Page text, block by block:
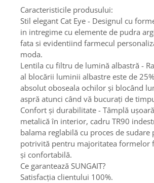
Cutii, curele si accesorii ceasuri
Genti si accesorii barbati
Genti si accesorii femei
Imbracaminte barbati
Imbracaminte femei
Imbracaminte si Incaltaminte copii
Incaltaminte barbati
Incaltaminte femei
Ochelari de soare
Ochelari de vedere
Gaming, Carti & Birotica
Birotica & Papetarie
Console, Jocuri & Accesorii
Caracteristicile produsului:
Stil elegant Cat Eye - Designul cu
in intregime cu elemente de pudra
fata si evidentiind farmecul
moda.
Lentila cu filtru de lumină albastră -
al blocării luminii albastre este de
absolut oboseala ochilor și blocând
aspră atunci când vă bucurați de
Confort și durabilitate - Tâmplă
metalică în interior, cadru TR90
balama reglabilă cu proces de sudare
potrivită pentru majoritatea formelor
și confortabilă.
Ce garantează SUNGAIT?
Satisfacția clientului 100%.